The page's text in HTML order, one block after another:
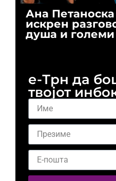
Ана
искрен
душа и
е-Трн да
твојот